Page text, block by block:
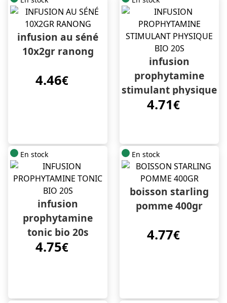
infusion au séné
10x2gr ranong
4.46€
infusion
prophytamine
stimulant physique
bio 20s
4.71€
En stock
infusion
prophytamine
tonic bio 20s
4.75€
En stock
boisson starling
pomme 400gr
4.77€